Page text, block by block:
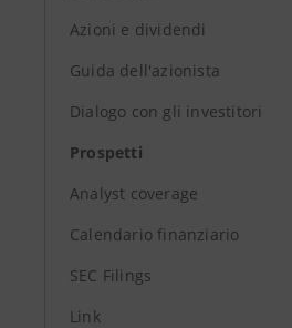
Azioni e dividendi
Guida dell'azionista
Dialogo con gli investitori
Prospetti
Analyst coverage
Calendario finanziario
SEC Filings
Link